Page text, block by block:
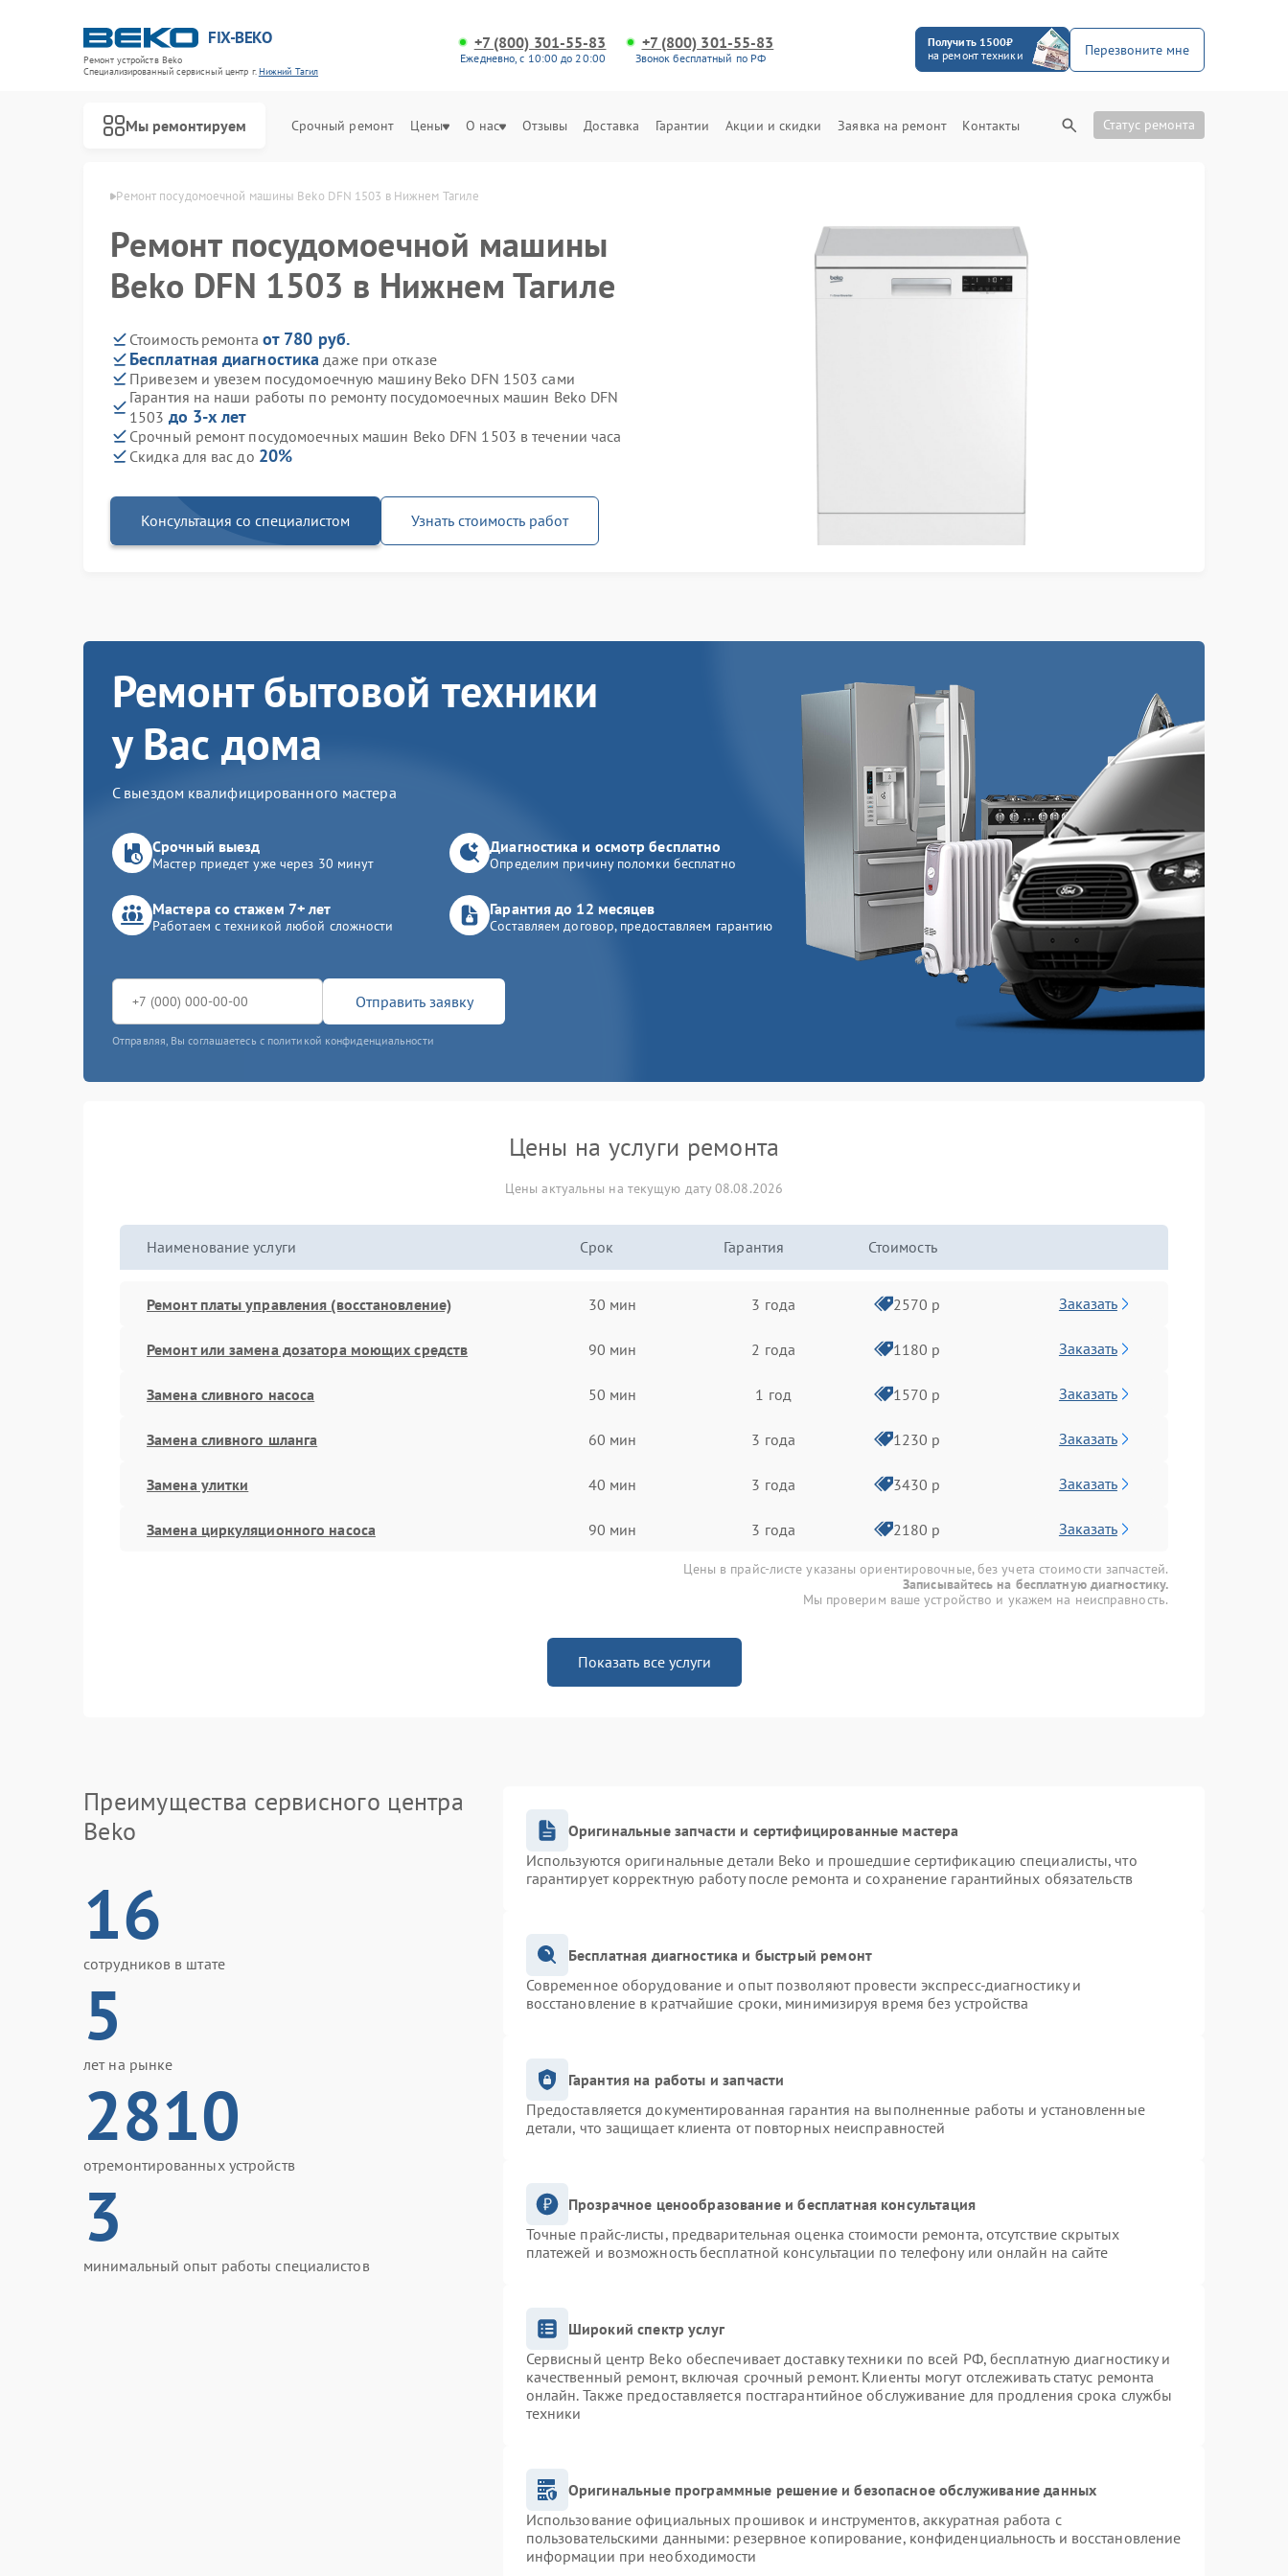
FIX-BEKO
Ремонт устройств Beko
Специализированный cервисный центр г.Нижний Тагил
+7 (800) 301-55-83
Ежедневно, с 10:00 до 20:00
+7 (800) 301-55-83
Звонок бесплатный по РФ
Получить 1500₽
на ремонт техники
Перезвоните мне
Мы ремонтируем Срочный ремонт Цены О нас Отзывы Доставка Гарантии Акции и скидки Заявка на ремонт Контакты Статус ремонта
в Нижнем Тагиле Ремонт посудомоечной машины Beko DFN 1503 в Нижнем Тагиле
Ремонт посудомоечной машины
Beko DFN 1503 в Нижнем Тагиле
Стоимость ремонта от 780 руб.
Бесплатная диагностика даже при отказе
Привезем и увезем посудомоечную машину Beko DFN 1503 сами
Гарантия на наши работы по ремонту посудомоечных машин Beko DFN
1503 до 3-х лет
Срочный ремонт посудомоечных машин Beko DFN 1503 в течении часа
Скидка для вас до 20%
Консультация со специалистом Узнать стоимость работ
Ремонт бытовой техники
у Вас дома
С выездом квалифицированного мастера
Срочный выезд
Мастер приедет уже через 30 минут
Диагностика и осмотр бесплатно
Определим причину поломки бесплатно
Мастера со стажем 7+ лет
Работаем с техникой любой сложности
Гарантия до 12 месяцев
Составляем договор, предоставляем гарантию
Отправить заявку
Отправляя, Вы соглашаетесь с политикой конфиденциальности
Цены на услуги ремонта
Цены актуальны на текущую дату 08.08.2026
Наименование услуги Срок Гарантия Стоимость
Ремонт платы управления (восстановление) 30 мин 3 года 2570 р Заказать
Ремонт или замена дозатора моющих средств 90 мин 2 года 1180 р Заказать
Замена сливного насоса 50 мин 1 год 1570 р Заказать
Замена сливного шланга 60 мин 3 года 1230 р Заказать
Замена улитки 40 мин 3 года 3430 р Заказать
Замена циркуляционного насоса 90 мин 3 года 2180 р Заказать
Цены в прайс-листе указаны ориентировочные, без учета стоимости запчастей.
Записывайтесь на бесплатную диагностику.
Мы проверим ваше устройство и укажем на неисправность.
Показать все услуги
Преимущества сервисного центра
Beko
16
сотрудников в штате
5
лет на рынке
2810
отремонтированных устройств
3
минимальный опыт работы специалистов
Оригинальные запчасти и сертифицированные мастера
Используются оригинальные детали Beko и прошедшие сертификацию специалисты, что
гарантирует корректную работу после ремонта и сохранение гарантийных обязательств
Бесплатная диагностика и быстрый ремонт
Современное оборудование и опыт позволяют провести экспресс-диагностику и
восстановление в кратчайшие сроки, минимизируя время без устройства
Гарантия на работы и запчасти
Предоставляется документированная гарантия на выполненные работы и установленные
детали, что защищает клиента от повторных неисправностей
Прозрачное ценообразование и бесплатная консультация
Точные прайс-листы, предварительная оценка стоимости ремонта, отсутствие скрытых
платежей и возможность бесплатной консультации по телефону или онлайн на сайте
Широкий спектр услуг
Сервисный центр Beko обеспечивает доставку техники по всей РФ, бесплатную диагностику и
качественный ремонт, включая срочный ремонт. Клиенты могут отслеживать статус ремонта
онлайн. Также предоставляется постгарантийное обслуживание для продления срока службы
техники
Оригинальные программные решение и безопасное обслуживание данных
Использование официальных прошивок и инструментов, аккуратная работа с
пользовательскими данными: резервное копирование, конфиденциальность и восстановление
информации при необходимости